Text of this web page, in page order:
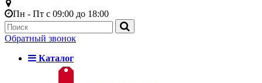
Пн - Пт с 09:00 до 18:00
Обратный звонок
Каталог